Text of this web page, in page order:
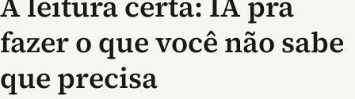
fazer o que você não sabe
que precisa